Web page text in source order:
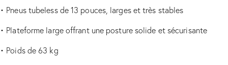
• Pneus tubeless de 13 pouces, larges et très stables
• Plateforme large offrant une posture solide et sécurisante
• Poids de 63 kg